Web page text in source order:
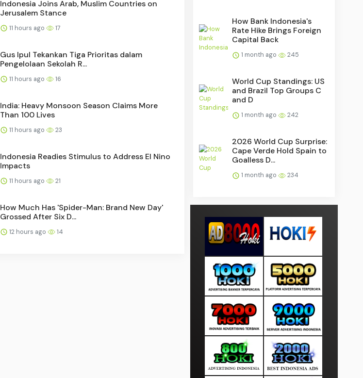
Indonesia Joins Arab, Muslim Countries on
Jerusalem Stance
11 hours ago 17
Gus Ipul Tekankan Tiga Prioritas dalam
Pengelolaan Sekolah R...
11 hours ago 16
India: Heavy Monsoon Season Claims More
Than 100 Lives
11 hours ago 23
Indonesia Readies Stimulus to Address El Nino
Impacts
11 hours ago 21
How Much Has 'Spider-Man: Brand New Day'
Grossed After Six D...
12 hours ago 14
How Bank Indonesia's
Rate Hike Brings Foreign
Capital Back
1 month ago 245
World Cup Standings: US
and Brazil Top Groups C
and D
1 month ago 242
2026 World Cup Surprise:
Cape Verde Hold Spain to
Goalless D...
1 month ago 234